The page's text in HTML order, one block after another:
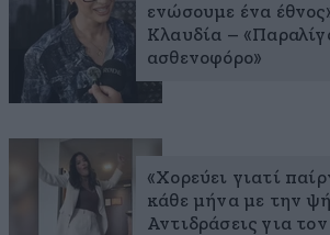
ενώσουμε ένα
Κλαυδία –
ασθενοφόρο»
«Χορεύει γιατί
κάθε μήνα με την
Αντιδράσεις για